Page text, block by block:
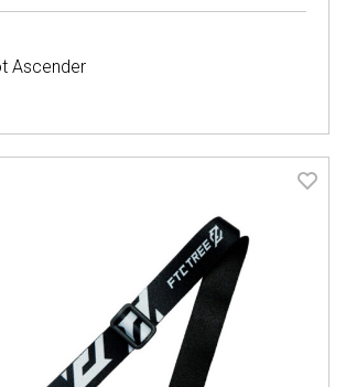
Ascender